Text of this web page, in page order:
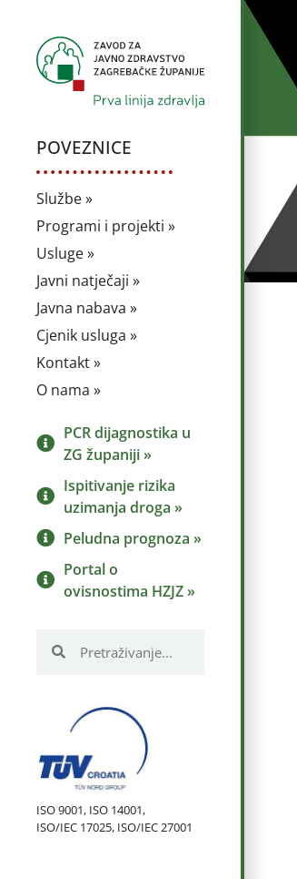
POVEZNICE
Službe »
Programi i projekti »
Usluge »
Javni natječaji »
Javna nabava »
Cjenik usluga »
Kontakt »
O nama »
PCR dijagnostika u
ZG županiji »
Ispitivanje rizika
uzimanja droga »
Peludna prognoza »
Portal o
ovisnostima HZJZ »
ISO 9001, ISO 14001,
ISO/IEC 17025, ISO/IEC 27001